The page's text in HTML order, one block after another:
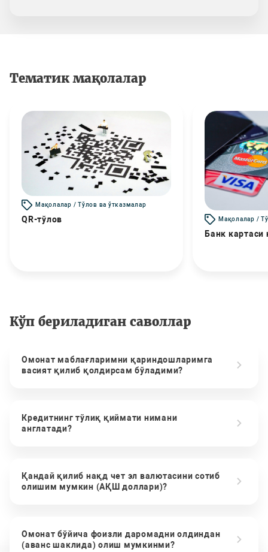
Тематик мақолалар
Мақолалар / Тўлов ва ўтказмалар
QR-тўлов Мақолалар /
Банк картаси
Кўп бериладиган саволлар
Омонат маблағларимни қариндошларимга
васият қилиб қолдирсам бўладими?
Кредитнинг тўлиқ қиймати нимани
англатади?
Қандай қилиб нақд чет эл валютасини сотиб
олишим мумкин (АҚШ доллари)?
Омонат бўйича фоизли даромадни олдиндан
(аванс шаклида) олиш мумкинми?